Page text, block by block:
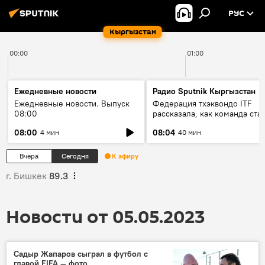
Кыргызстан
РУС
00:00 01:00
Ежедневные новости
Ежедневные новости. Выпуск
08:00
08:00 4 мин
Радио Sputnik Кыргызстан
Федерация тхэквондо ITF
рассказала, как команда
08:04 40 мин
Вчера Сегодня К эфиру
г. Бишкек 89.3
Новости от 05.05.2023
Садыр Жапаров сыграл в футбол с